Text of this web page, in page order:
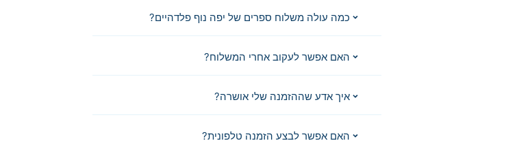
כמה עולה משלוח ספרים של יפה נוף פלדהיים?
האם אפשר לעקוב אחרי המשלוח?
איך אדע שההזמנה שלי אושרה?
האם אפשר לבצע הזמנה טלפונית?